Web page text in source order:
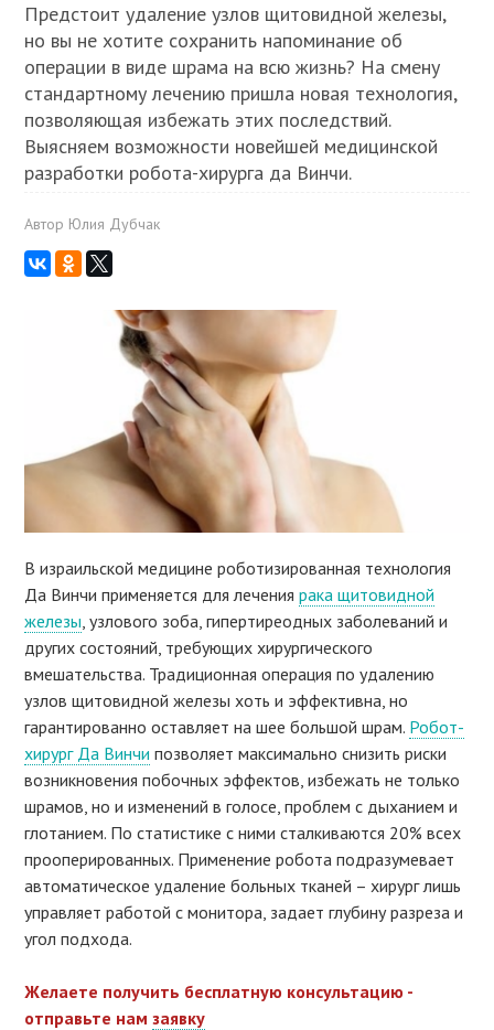
Предстоит удаление узлов щитовидной железы,
но вы не хотите сохранить напоминание об
операции в виде шрама на всю жизнь? На смену
стандартному лечению пришла новая технология,
позволяющая избежать этих последствий.
Выясняем возможности новейшей медицинской
разработки робота-хирурга да Винчи.
Автор Юлия Дубчак
В израильской медицине роботизированная технология
Да Винчи применяется для лечениярака щитовидной
железы , узлового зоба, гипертиреодных заболеваний и
других состояний, требующих хирургического
вмешательства. Традиционная операция по удалению
узлов щитовидной железы хоть и эффективна, но
гарантированно оставляет на шее большой шрам. Робот-
хирург Да Винчи позволяет максимально снизить риски
возникновения побочных эффектов, избежать не только
шрамов, но и изменений в голосе, проблем с дыханием и
глотанием. По статистике с ними сталкиваются 20% всех
прооперированных. Применение робота подразумевает
автоматическое удаление больных тканей – хирург лишь
управляет работой с монитора, задает глубину разреза и
угол подхода.
Желаете получить бесплатную консультацию -
отправьте намзаявку